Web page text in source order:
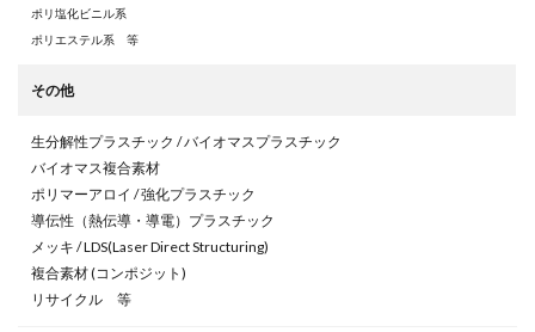
ポリ塩化ビニル系
ポリエステル系 等
その他
生分解性プラスチック / バイオマスプラスチック
バイオマス複合素材
ポリマーアロイ / 強化プラスチック
導伝性（熱伝導・導電）プラスチック
メッキ / LDS(Laser Direct Structuring)
複合素材 (コンポジット)
リサイクル 等